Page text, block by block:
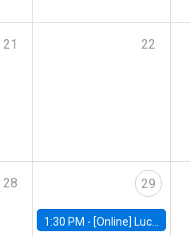
21 22
28 29
1:30 PM - [Online] Luciana Juvenal, International Monetary Fund (IMF)